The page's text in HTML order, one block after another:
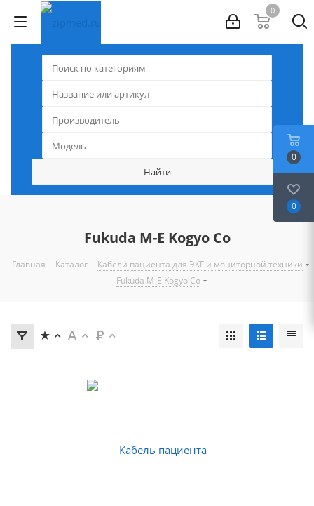
0
Fukuda M-E Kogyo Co
Главная - Каталог - Кабели пациента для ЭКГ и мониторной техники
-Fukuda M-E Kogyo Co
0
0